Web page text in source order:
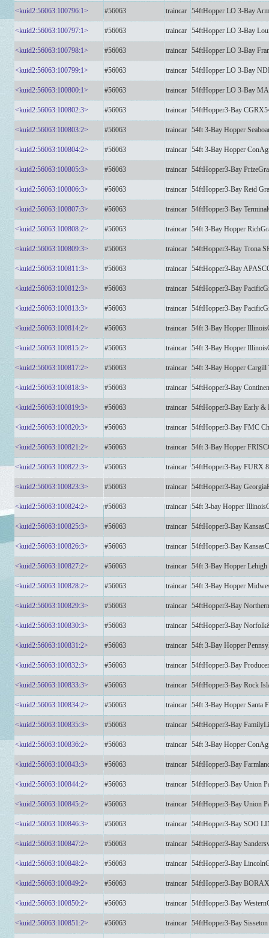
<kuid2:56063:100796:1> #56063 traincar 54ftHopper LO 3-Bay
<kuid2:56063:100797:1> #56063 traincar 54ftHopper LO 3-Bay
<kuid2:56063:100798:1> #56063 traincar 54ftHopper LO 3-Bay
<kuid2:56063:100799:1> #56063 traincar 54ftHopper LO 3-Bay
<kuid2:56063:100800:1> #56063 traincar 54ftHopper LO 3-Bay
<kuid2:56063:100802:3> #56063 traincar 54ftHopper3-Bay
<kuid2:56063:100803:2> #56063 traincar 54ft 3-Bay Hopper
<kuid2:56063:100804:2> #56063 traincar 54ft 3-Bay Hopper
<kuid2:56063:100805:3> #56063 traincar 54ftHopper3-Bay
<kuid2:56063:100806:3> #56063 traincar 54ftHopper3-Bay Reid
<kuid2:56063:100807:3> #56063 traincar 54ftHopper3-Bay
<kuid2:56063:100808:2> #56063 traincar 54ft 3-Bay Hopper
<kuid2:56063:100809:3> #56063 traincar 54ftHopper3-Bay Trona
<kuid2:56063:100811:3> #56063 traincar 54ftHopper3-Bay
<kuid2:56063:100812:3> #56063 traincar 54ftHopper3-Bay
<kuid2:56063:100813:3> #56063 traincar 54ftHopper3-Bay
<kuid2:56063:100814:2> #56063 traincar 54ft 3-Bay Hopper
<kuid2:56063:100815:2> #56063 traincar 54ft 3-Bay Hopper
<kuid2:56063:100817:2> #56063 traincar 54ft 3-Bay Hopper
<kuid2:56063:100818:3> #56063 traincar 54ftHopper3-Bay
<kuid2:56063:100819:3> #56063 traincar 54ftHopper3-Bay Early
<kuid2:56063:100820:3> #56063 traincar 54ftHopper3-Bay FMC
<kuid2:56063:100821:2> #56063 traincar 54ft 3-Bay Hopper
<kuid2:56063:100822:3> #56063 traincar 54ftHopper3-Bay FURX
<kuid2:56063:100823:3> #56063 traincar 54ftHopper3-Bay
<kuid2:56063:100824:2> #56063 traincar 54ft 3-bay Hopper
<kuid2:56063:100825:3> #56063 traincar 54ftHopper3-Bay
<kuid2:56063:100826:3> #56063 traincar 54ftHopper3-Bay
<kuid2:56063:100827:2> #56063 traincar 54ft 3-Bay Hopper
<kuid2:56063:100828:2> #56063 traincar 54ft 3-Bay Hopper
<kuid2:56063:100829:3> #56063 traincar 54ftHopper3-Bay
<kuid2:56063:100830:3> #56063 traincar 54ftHopper3-Bay
<kuid2:56063:100831:2> #56063 traincar 54ft 3-Bay Hopper
<kuid2:56063:100832:3> #56063 traincar 54ftHopper3-Bay
<kuid2:56063:100833:3> #56063 traincar 54ftHopper3-Bay Rock
<kuid2:56063:100834:2> #56063 traincar 54ft 3-Bay Hopper Santa
<kuid2:56063:100835:3> #56063 traincar 54ftHopper3-Bay
<kuid2:56063:100836:2> #56063 traincar 54ft 3-Bay Hopper
<kuid2:56063:100843:3> #56063 traincar 54ftHopper3-Bay
<kuid2:56063:100844:2> #56063 traincar 54ftHopper3-Bay Union
<kuid2:56063:100845:2> #56063 traincar 54ftHopper3-Bay Union
<kuid2:56063:100846:3> #56063 traincar 54ftHopper3-Bay SOO
<kuid2:56063:100847:2> #56063 traincar 54ftHopper3-Bay
<kuid2:56063:100848:2> #56063 traincar 54ftHopper3-Bay
<kuid2:56063:100849:2> #56063 traincar 54ftHopper3-Bay
<kuid2:56063:100850:2> #56063 traincar 54ftHopper3-Bay
<kuid2:56063:100851:2> #56063 traincar 54ftHopper3-Bay